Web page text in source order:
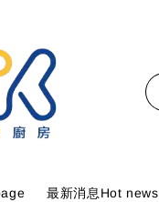
最新消息Hot news